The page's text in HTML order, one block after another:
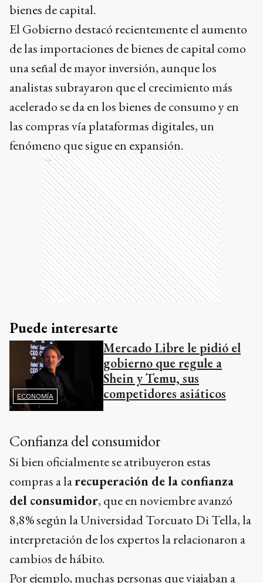
bienes de capital.
El Gobierno destacó recientemente el aumento
de las importaciones de bienes de capital como
una señal de mayor inversión, aunque los
analistas subrayaron que el crecimiento más
acelerado se da en los bienes de consumo y en
las compras vía plataformas digitales, un
fenómeno que sigue en expansión.
Ads
Puede interesarte
ECONOMÍA
Mercado Libre le pidió el
gobierno que regule a
Shein y Temu, sus
competidores asiáticos
Confianza del consumidor
Si bien oficialmente se atribuyeron estas
compras a larecuperación de la confianza
del consumidor, que en noviembre avanzó
8,8% según la Universidad Torcuato Di Tella, la
interpretación de los expertos la relacionaron a
cambios de hábito.
Por ejemplo, muchas personas que viajaban a